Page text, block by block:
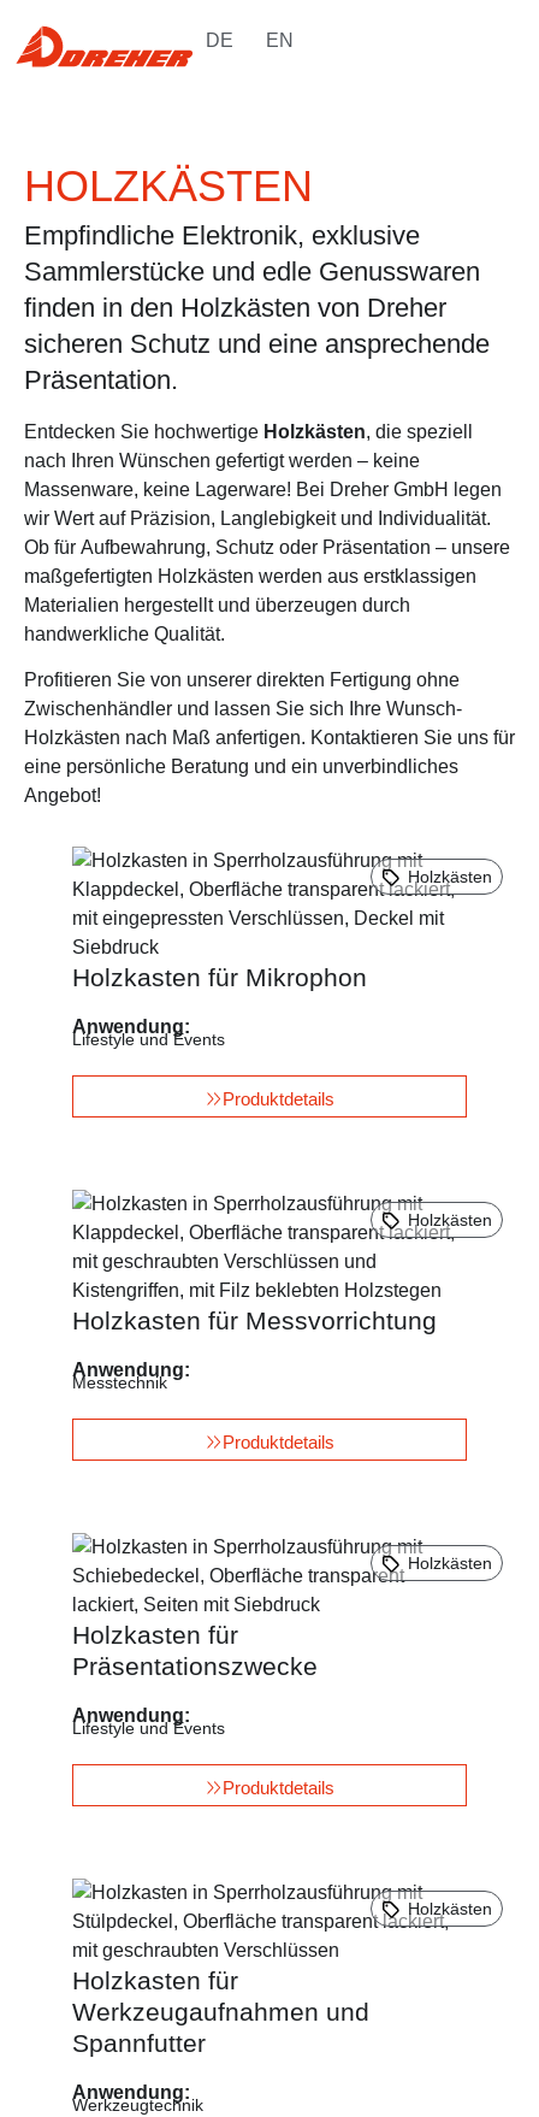
DE EN
HOLZKÄSTEN
Empfindliche Elektronik, exklusive
Sammlerstücke und edle Genusswaren
finden in den Holzkästen von Dreher
sicheren Schutz und eine ansprechende
Präsentation.
Entdecken Sie hochwertige Holzkästen, die speziell
nach Ihren Wünschen gefertigt werden – keine
Massenware, keine Lagerware! Bei Dreher GmbH legen
wir Wert auf Präzision, Langlebigkeit und Individualität.
Ob für Aufbewahrung, Schutz oder Präsentation – unsere
maßgefertigten Holzkästen werden aus erstklassigen
Materialien hergestellt und überzeugen durch
handwerkliche Qualität.
Profitieren Sie von unserer direkten Fertigung ohne
Zwischenhändler und lassen Sie sich Ihre Wunsch-
Holzkästen nach Maß anfertigen. Kontaktieren Sie uns für
eine persönliche Beratung und ein unverbindliches
Angebot!
Holzkästen
Holzkasten für Mikrophon
Anwendung:
Lifestyle und Events
Produktdetails
Holzkästen
Holzkasten für Messvorrichtung
Anwendung:
Messtechnik
Produktdetails
Holzkästen
Holzkasten für
Präsentationszwecke
Anwendung:
Lifestyle und Events
Produktdetails
Holzkästen
Holzkasten für
Werkzeugaufnahmen und
Spannfutter
Anwendung:
Werkzeugtechnik